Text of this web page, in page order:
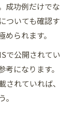
成功例だけでな
ついても確認す
られます。
で公開されてい
になります。
れていれば、